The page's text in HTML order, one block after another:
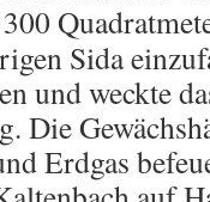
Sida
und weckte
Die
Erdgas